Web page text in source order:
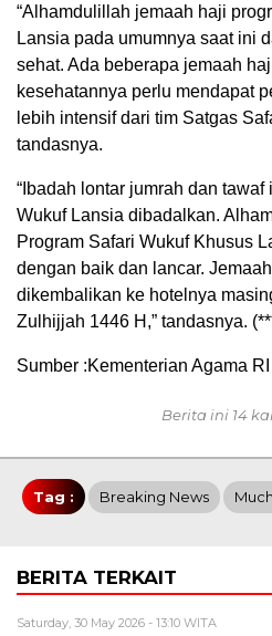
“Alhamdulillah jemaah haji
Lansia pada umumnya saat ini
sehat. Ada beberapa jemaah
kesehatannya perlu mendapat
lebih intensif dari tim Satgas
tandasnya.
“Ibadah lontar jumrah dan
Wukuf Lansia dibadalkan.
Program Safari Wukuf Khusus
dengan baik dan lancar.
dikembalikan ke hotelnya
Zulhijjah 1446 H,” tandasnya.
Sumber :Kementerian Agama RI
Berita ini 14
Tag : Breaking News
BERITA TERKAIT
Saturday, 30 May 2026 - 13:10 WITA